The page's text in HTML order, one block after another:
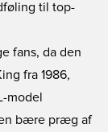
til top-
fans, da den
fra 1986,
model
bære præg af